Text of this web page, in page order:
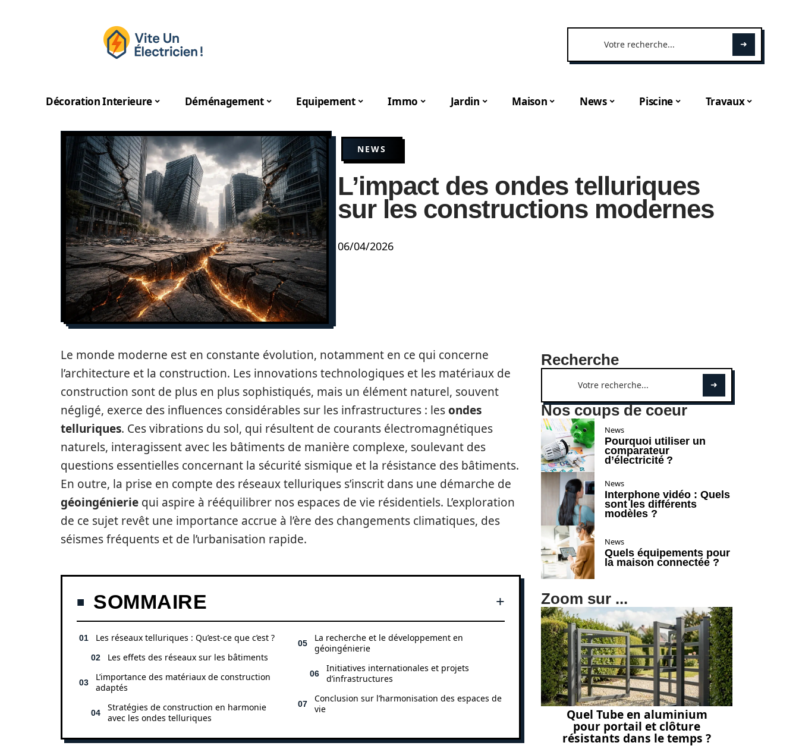
Décoration Interieure Déménagement Equipement Immo Jardin Maison News Piscine Travaux
NEWS
L’impact des ondes telluriques
sur les constructions modernes
06/04/2026
Le monde moderne est en constante évolution, notamment en ce qui concerne
l’architecture et la construction. Les innovations technologiques et les matériaux de
construction sont de plus en plus sophistiqués, mais un élément naturel, souvent
négligé, exerce des influences considérables sur les infrastructures : lesondes
telluriques. Ces vibrations du sol, qui résultent de courants électromagnétiques
naturels, interagissent avec les bâtiments de manière complexe, soulevant des
questions essentielles concernant la sécurité sismique et la résistance des bâtiments.
En outre, la prise en compte des réseaux telluriques s’inscrit dans une démarche de
géoingénierie qui aspire à rééquilibrer nos espaces de vie résidentiels. L’exploration
de ce sujet revêt une importance accrue à l’ère des changements climatiques, des
séismes fréquents et de l’urbanisation rapide.
SOMMAIRE
Les réseaux telluriques : Qu’est-ce que c’est ?
Les effets des réseaux sur les bâtiments
L’importance des matériaux de construction
adaptés
Stratégies de construction en harmonie
avec les ondes telluriques
La recherche et le développement en
géoingénierie
Initiatives internationales et projets
d’infrastructures
Conclusion sur l’harmonisation des espaces de
vie
Recherche
Nos coups de coeur
News
Pourquoi utiliser un
comparateur
d’électricité ?
News
Interphone vidéo : Quels
sont les différents
modèles ?
News
Quels équipements pour
la maison connectée ?
Zoom sur ...
Quel Tube en aluminium
pour portail et clôture
résistants dans le temps ?